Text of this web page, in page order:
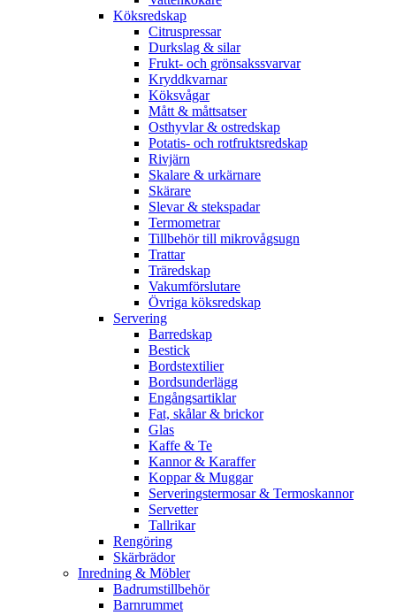
Köksredskap
Citruspressar
Durkslag & silar
Frukt- och grönsakssvarvar
Kryddkvarnar
Köksvågar
Mått & måttsatser
Osthyvlar & ostredskap
Potatis- och rotfruktsredskap
Rivjärn
Skalare & urkärnare
Skärare
Slevar & stekspadar
Termometrar
Tillbehör till mikrovågsugn
Trattar
Träredskap
Vakumförslutare
Övriga köksredskap
Servering
Barredskap
Bestick
Bordstextilier
Bordsunderlägg
Engångsartiklar
Fat, skålar & brickor
Glas
Kaffe & Te
Kannor & Karaffer
Koppar & Muggar
Serveringstermosar & Termoskannor
Servetter
Tallrikar
Rengöring
Skärbrädor
Inredning & Möbler
Badrumstillbehör
Barnrummet